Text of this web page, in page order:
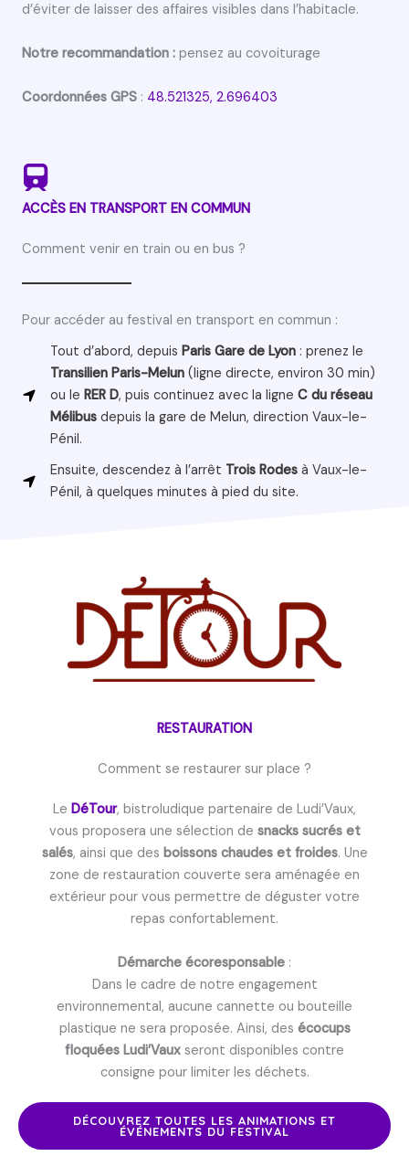
d’éviter de laisser des affaires visibles dans l’habitacle.
Notre recommandation : pensez au covoiturage
Coordonnées GPS : 48.521325, 2.696403
ACCÈS EN TRANSPORT EN COMMUN
Comment venir en train ou en bus ?
Pour accéder au festival en transport en commun :
Tout d’abord, depuis Paris Gare de Lyon : prenez le
Transilien Paris-Melun (ligne directe, environ 30 min)
ou le RER D, puis continuez avec la ligne C du réseau
Mélibus depuis la gare de Melun, direction Vaux-le-
Pénil.
Ensuite, descendez à l’arrêt Trois Rodes à Vaux-le-
Pénil, à quelques minutes à pied du site.
RESTAURATION
Comment se restaurer sur place ?
Le DéTour, bistroludique partenaire de Ludi’Vaux,
vous proposera une sélection de snacks sucrés et
salés, ainsi que des boissons chaudes et froides. Une
zone de restauration couverte sera aménagée en
extérieur pour vous permettre de déguster votre
repas confortablement.
Démarche écoresponsable :
Dans le cadre de notre engagement
environnemental, aucune cannette ou bouteille
plastique ne sera proposée. Ainsi, des écocups
floquées Ludi’Vaux seront disponibles contre
consigne pour limiter les déchets.
DÉCOUVREZ TOUTES LES ANIMATIONS ET
ÉVÉNEMENTS DU FESTIVAL